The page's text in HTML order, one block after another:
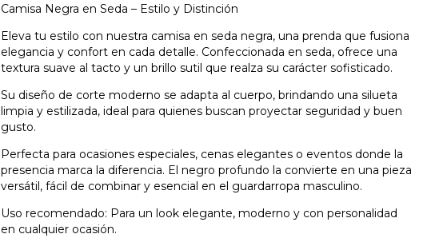
Camisa Negra en Seda – Estilo y Distinción
Eleva tu estilo con nuestra camisa en seda negra, una prenda que fusiona
elegancia y confort en cada detalle. Confeccionada en seda, ofrece una
textura suave al tacto y un brillo sutil que realza su carácter sofisticado.
Su diseño de corte moderno se adapta al cuerpo, brindando una silueta
limpia y estilizada, ideal para quienes buscan proyectar seguridad y buen
gusto.
Perfecta para ocasiones especiales, cenas elegantes o eventos donde la
presencia marca la diferencia. El negro profundo la convierte en una pieza
versátil, fácil de combinar y esencial en el guardarropa masculino.
Uso recomendado: Para un look elegante, moderno y con personalidad
en cualquier ocasión.